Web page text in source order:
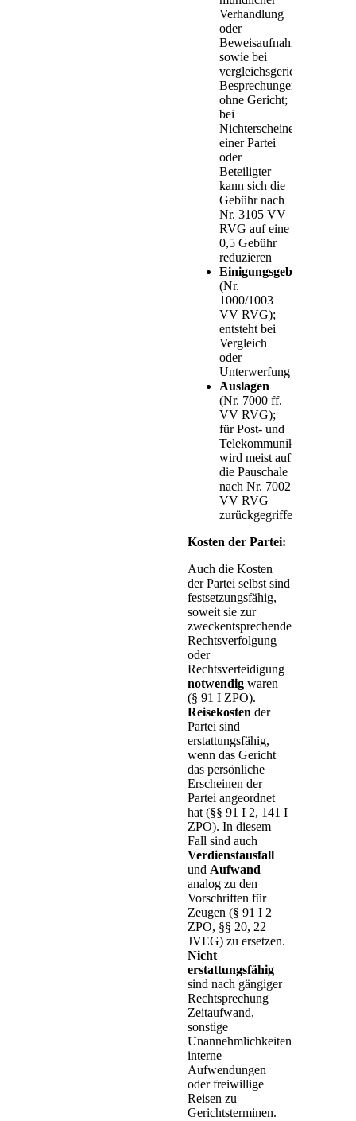
Verhandlung
oder
Beweisaufnahme
sowie bei
vergleichsgerichteten
Besprechungen
ohne Gericht;
bei
Nichterscheinen
einer Partei
oder
Beteiligter
kann sich die
Gebühr nach
Nr. 3105 VV
RVG auf eine
0,5 Gebühr
reduzieren
Einigungsgebühr
(Nr.
1000/1003
VV RVG);
entsteht bei
Vergleich
oder
Unterwerfung
Auslagen
(Nr. 7000 ff.
VV RVG);
für Post- und
wird meist auf
die Pauschale
nach Nr. 7002
VV RVG
zurückgegriffen
Kosten der Partei:
Auch die Kosten
der Partei selbst sind
festsetzungsfähig,
soweit sie zur
zweckentsprechenden
Rechtsverfolgung
oder
Rechtsverteidigung
notwendig waren
(§ 91 I ZPO).
Reisekosten der
Partei sind
erstattungsfähig,
wenn das Gericht
das persönliche
Erscheinen der
Partei angeordnet
hat (§§ 91 I 2, 141 I
ZPO). In diesem
Fall sind auch
Verdienstausfall
und Aufwand
analog zu den
Vorschriften für
Zeugen (§ 91 I 2
ZPO, §§ 20, 22
JVEG) zu ersetzen.
Nicht
erstattungsfähig
sind nach gängiger
Rechtsprechung
Zeitaufwand,
sonstige
Unannehmlichkeiten,
interne
Aufwendungen
oder freiwillige
Reisen zu
Gerichtsterminen.